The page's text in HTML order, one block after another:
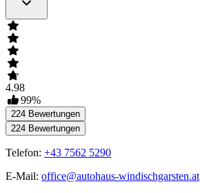
4.98
99%
224 Bewertungen
224 Bewertungen
Telefon: +43 7562 5290
E-Mail: office@autohaus-windischgarsten.at